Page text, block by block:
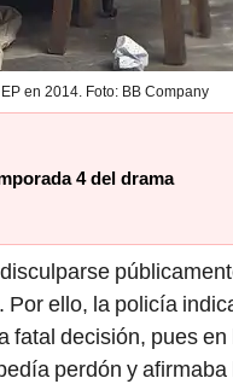
en 2014. Foto: BB Company
4 del drama
ello, la policía
fatal decisión, pues
perdón y